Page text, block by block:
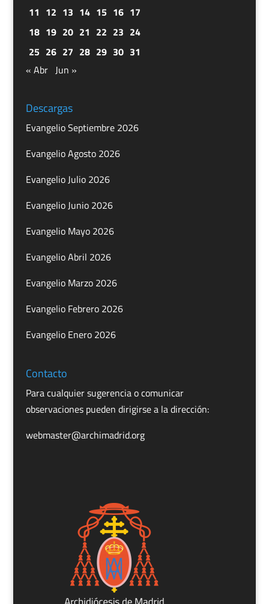
11 12 13 14 15 16 17
18 19 20 21 22 23 24
25 26 27 28 29 30 31
« Abr Jun »
Descargas
Evangelio Septiembre 2026
Evangelio Agosto 2026
Evangelio Julio 2026
Evangelio Junio 2026
Evangelio Mayo 2026
Evangelio Abril 2026
Evangelio Marzo 2026
Evangelio Febrero 2026
Evangelio Enero 2026
Contacto
Para cualquier sugerencia o comunicar
observaciones pueden dirigirse a la dirección:
webmaster@archimadrid.org